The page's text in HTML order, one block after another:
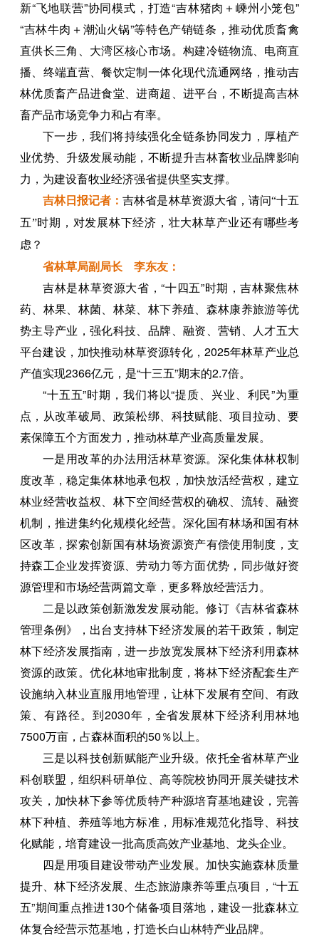
新“飞地联营”协同模式，打造“吉林猪肉＋嵊州小笼包”
“吉林牛肉＋潮汕火锅”等特色产销链条，推动优质畜禽
直供长三角、大湾区核心市场。构建冷链物流、电商直
播、终端直营、餐饮定制一体化现代流通网络，推动吉
林优质畜产品进食堂、进商超、进平台，不断提高吉林
畜产品市场竞争力和占有率。
下一步，我们将持续强化全链条协同发力，厚植产
业优势、升级发展动能，不断提升吉林畜牧业品牌影响
力，为建设畜牧业经济强省提供坚实支撑。
吉林日报记者 ：吉林省是林草资源大省，请问“十五
五”时期，对发展林下经济，壮大林草产业还有哪些考
虑？
省林草局副局长 李东友：
吉林是林草资源大省，“十四五”时期，吉林聚焦林
药、林果、林菌、林菜、林下养殖、森林康养旅游等优
势主导产业，强化科技、品牌、融资、营销、人才五大
平台建设，加快推动林草资源转化，2025年林草产业总
产值实现2366亿元，是“十三五”期末的2.7倍。
“十五五”时期，我们将以“提质、兴业、利民”为重
点，从改革破局、政策松绑、科技赋能、项目拉动、要
素保障五个方面发力，推动林草产业高质量发展。
一是用改革的办法用活林草资源。深化集体林权制
度改革，稳定集体林地承包权，加快放活经营权，建立
林业经营收益权、林下空间经营权的确权、流转、融资
机制，推进集约化规模化经营。深化国有林场和国有林
区改革，探索创新国有林场资源资产有偿使用制度，支
持森工企业发挥资源、劳动力等方面优势，同步做好资
源管理和市场经营两篇文章，更多释放经营活力。
二是以政策创新激发发展动能。修订《吉林省森林
管理条例》，出台支持林下经济发展的若干政策，制定
林下经济发展指南，进一步放宽发展林下经济利用森林
资源的政策。优化林地审批制度，将林下经济配套生产
设施纳入林业直服用地管理，让林下发展有空间、有政
策、有路径。到2030年，全省发展林下经济利用林地
7500万亩，占森林面积的50％以上。
三是以科技创新赋能产业升级。依托全省林草产业
科创联盟，组织科研单位、高等院校协同开展关键技术
攻关，加快林下参等优质特产种源培育基地建设，完善
林下种植、养殖等地方标准，用标准规范化指导、科技
化赋能，培育建设一批高质高效产业基地、龙头企业。
四是用项目建设带动产业发展。加快实施森林质量
提升、林下经济发展、生态旅游康养等重点项目，“十五
五”期间重点推进130个储备项目落地，建设一批森林立
体复合经营示范基地，打造长白山林特产业品牌。